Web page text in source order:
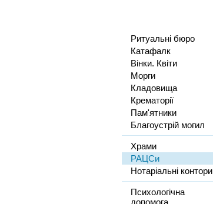
Ритуальні бюро
Катафалк
Вінки. Квіти
Морги
Кладовища
Крематорії
Пам'ятники
Благоустрій могил
Храми
РАЦСи
Нотаріальні контори
Психологічна
допомога